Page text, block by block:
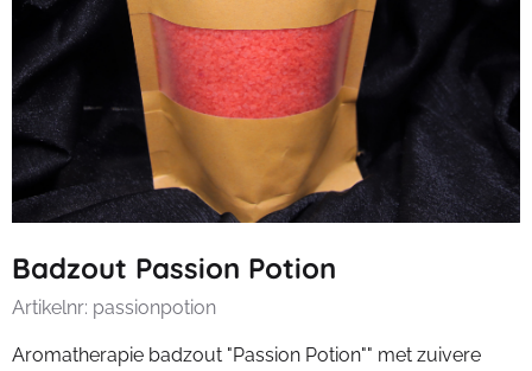
Badzout Passion Potion
Artikelnr: passionpotion
Aromatherapie badzout "Passion Potion"" met zuivere